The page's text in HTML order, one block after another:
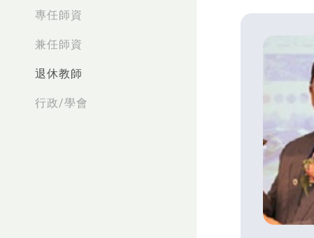
專任師資
兼任師資
退休教師
行政/學會